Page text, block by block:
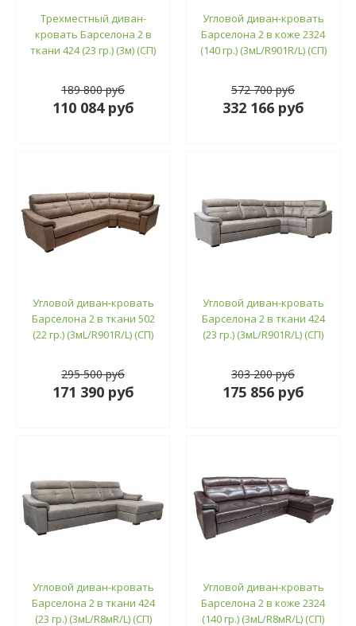
Трехместный диван-
кровать Барселона 2 в
ткани 424 (23 гр.) (3м) (СП)
189 800 руб
110 084 руб
Угловой диван-кровать
Барселона 2 в коже 2324
(140 гр.) (3мL/R901R/L) (СП)
572 700 руб
332 166 руб
Угловой диван-кровать
Барселона 2 в ткани 502
(22 гр.) (3мL/R901R/L) (СП)
295 500 руб
171 390 руб
Угловой диван-кровать
Барселона 2 в ткани 424
(23 гр.) (3мL/R901R/L) (СП)
303 200 руб
175 856 руб
Угловой диван-кровать
Барселона 2 в ткани 424
(23 гр.) (3мL/R8мR/L) (СП)
Угловой диван-кровать
Барселона 2 в коже 2324
(140 гр.) (3мL/R8мR/L) (СП)